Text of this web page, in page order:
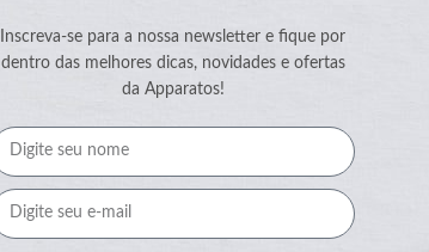
Inscreva-se para a nossa newsletter e fique por
dentro das melhores dicas, novidades e ofertas
da Apparatos!